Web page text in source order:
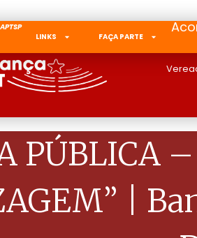
LINKS
FAÇA PARTE
PÚBLICA
|